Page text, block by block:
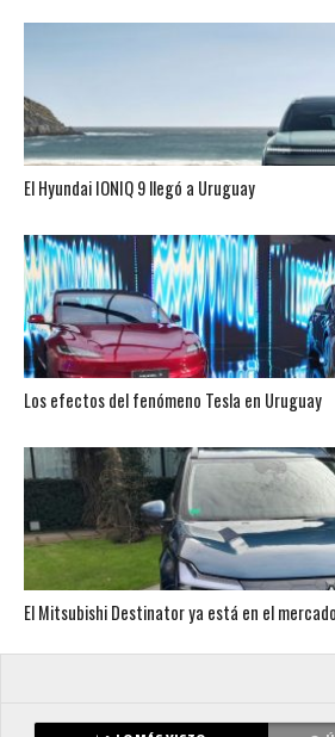
El Hyundai IONIQ 9 llegó a Uruguay
Los efectos del fenómeno Tesla en Uruguay
El Mitsubishi Destinator ya está en el